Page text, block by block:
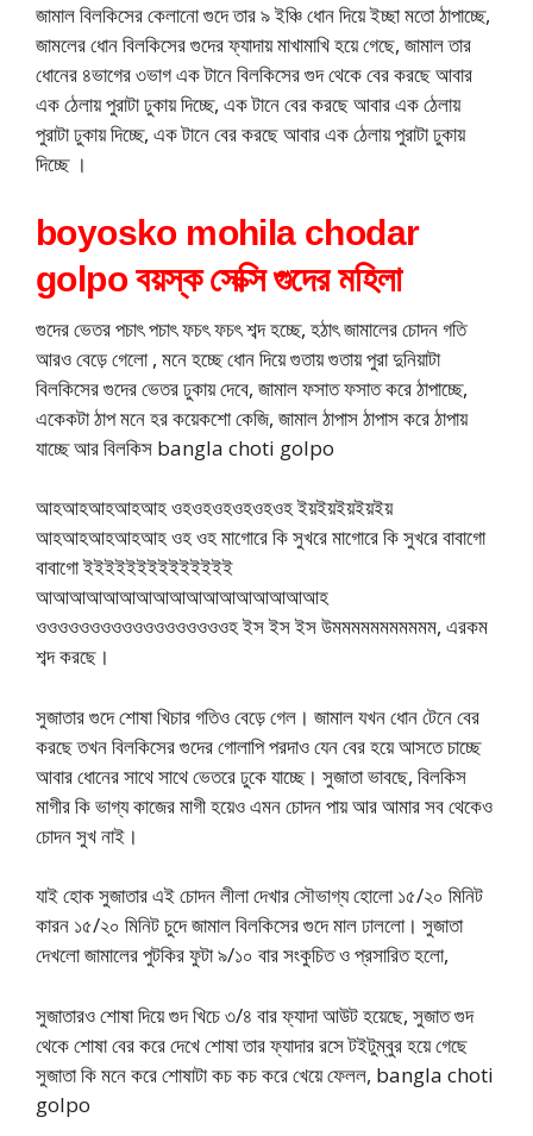
জামাল বিলকিসের কেলানো গুদে তার ৯ ইঞ্চি ধোন দিয়ে ইচ্ছা মতো ঠাপাচ্ছে,
জামলের ধোন বিলকিসের গুদের ফ্যাদায় মাখামাখি হয়ে গেছে, জামাল তার
ধোনের ৪ভাগের ৩ভাগ এক টানে বিলকিসের গুদ থেকে বের করছে আবার
এক ঠেলায় পুরাটা ঢুকায় দিচ্ছে, এক টানে বের করছে আবার এক ঠেলায়
পুরাটা ঢুকায় দিচ্ছে, এক টানে বের করছে আবার এক ঠেলায় পুরাটা ঢুকায়
দিচ্ছে ।
boyosko mohila chodar
golpo বয়স্ক সেক্সি গুদের মহিলা
গুদের ভেতর পচাৎ পচাৎ ফচৎ ফচৎ শব্দ হচ্ছে, হঠাৎ জামালের চোদন গতি
আরও বেড়ে গেলো , মনে হচ্ছে ধোন দিয়ে গুতায় গুতায় পুরা দুনিয়াটা
বিলকিসের গুদের ভেতর ঢুকায় দেবে, জামাল ফসাত ফসাত করে ঠাপাচ্ছে,
একেকটা ঠাপ মনে হর কয়েকশো কেজি, জামাল ঠাপাস ঠাপাস করে ঠাপায়
যাচ্ছে আর বিলকিস bangla choti golpo
আহআহআহআহআহ ওহওহওহওহওহওহ ইয়ইয়ইয়ইয়ইয়
আহআহআহআহআহ ওহ ওহ মাগোরে কি সুখরে মাগোরে কি সুখরে বাবাগো
বাবাগো ইইইইইইইইইইইইইই
আআআআআআআআআআআআআআআআআহ
ওওওওওওওওওওওওওওওওওওহ ইস ইস ইস উমমমমমমমমমমম, এরকম
শব্দ করছে।
সুজাতার গুদে শোষা খিচার গতিও বেড়ে গেল। জামাল যখন ধোন টেনে বের
করছে তখন বিলকিসের গুদের গোলাপি পরদাও যেন বের হয়ে আসতে চাচ্ছে
আবার ধোনের সাথে সাথে ভেতরে ঢুকে যাচ্ছে। সুজাতা ভাবছে, বিলকিস
মাগীর কি ভাগ্য কাজের মাগী হয়েও এমন চোদন পায় আর আমার সব থেকেও
চোদন সুখ নাই।
যাই হোক সুজাতার এই চোদন লীলা দেখার সৌভাগ্য হোলো ১৫/২০ মিনিট
কারন ১৫/২০ মিনিট চুদে জামাল বিলকিসের গুদে মাল ঢাললো। সুজাতা
দেখলো জামালের পুটকির ফুটা ৯/১০ বার সংকুচিত ও প্রসারিত হলো,
সুজাতারও শোষা দিয়ে গুদ খিচে ৩/৪ বার ফ্যাদা আউট হয়েছে, সুজাত গুদ
থেকে শোষা বের করে দেখে শোষা তার ফ্যাদার রসে টইটুম্বুর হয়ে গেছে
সুজাতা কি মনে করে শোষাটা কচ কচ করে খেয়ে ফেলল, bangla choti
golpo